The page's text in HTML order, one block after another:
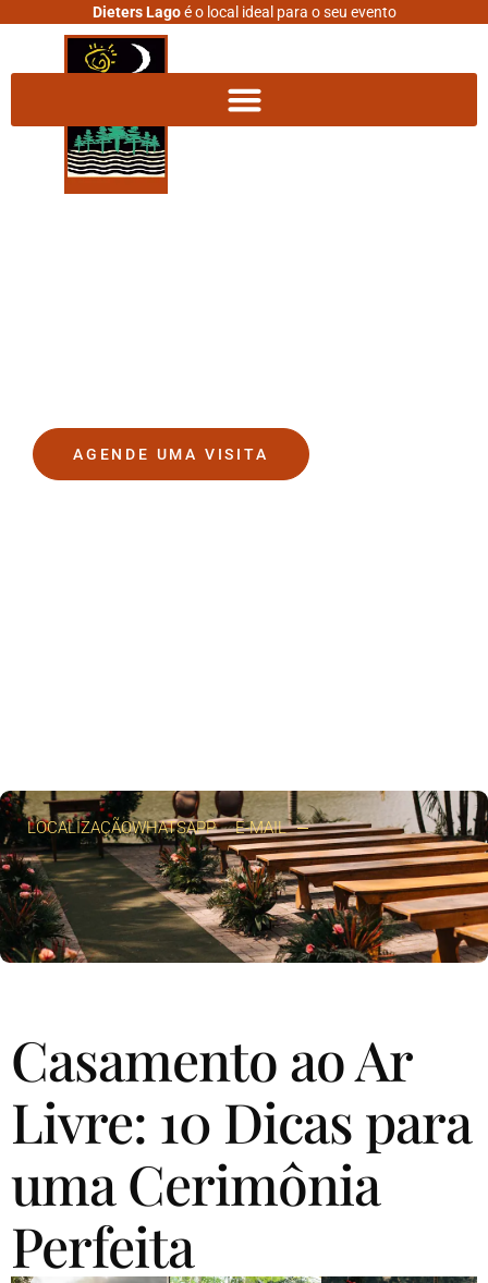
Dieters Lagoé o local ideal para o seu evento
AGENDE UMA VISITA
LOCALIZAÇÃOWHATSAPP E-MAIL
Casamento ao Ar
Livre: 10 Dicas para
uma Cerimônia
Perfeita